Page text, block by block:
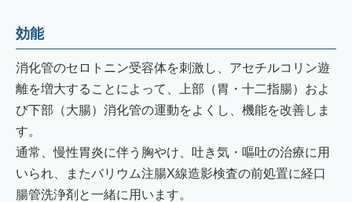
効能
消化管のセロトニン受容体を刺激し、アセチルコリン遊
離を増大することによって、上部（胃・十二指腸）およ
び下部（大腸）消化管の運動をよくし、機能を改善しま
す。
通常、慢性胃炎に伴う胸やけ、吐き気・嘔吐の治療に用
いられ、またバリウム注腸X線造影検査の前処置に経口
腸管洗浄剤と一緒に用います。